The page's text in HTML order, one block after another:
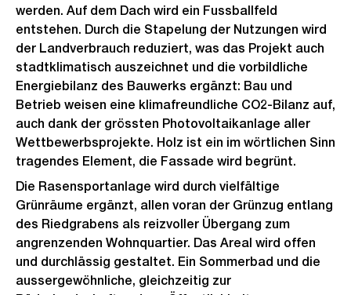
werden. Auf dem Dach wird ein Fussballfeld
entstehen. Durch die Stapelung der Nutzungen wird
der Landverbrauch reduziert, was das Projekt auch
stadtklimatisch auszeichnet und die vorbildliche
Energiebilanz des Bauwerks ergänzt: Bau und
Betrieb weisen eine klimafreundliche CO2-Bilanz auf,
auch dank der grössten Photovoltaikanlage aller
Wettbewerbsprojekte. Holz ist ein im wörtlichen Sinn
tragendes Element, die Fassade wird begrünt.
Die Rasensportanlage wird durch vielfältige
Grünräume ergänzt, allen voran der Grünzug entlang
des Riedgrabens als reizvoller Übergang zum
angrenzenden Wohnquartier. Das Areal wird offen
und durchlässig gestaltet. Ein Sommerbad und die
aussergewöhnliche, gleichzeitig zur